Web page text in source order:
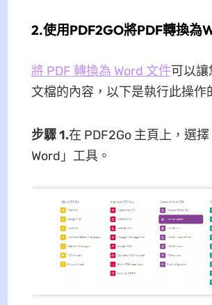
2.使用PDF2GO將PDF轉換為
將 PDF 轉換為 Word 文件可以
文檔的內容，以下是執行此操作
步驟 1.在 PDF2Go 主頁上，選
Word」工具。